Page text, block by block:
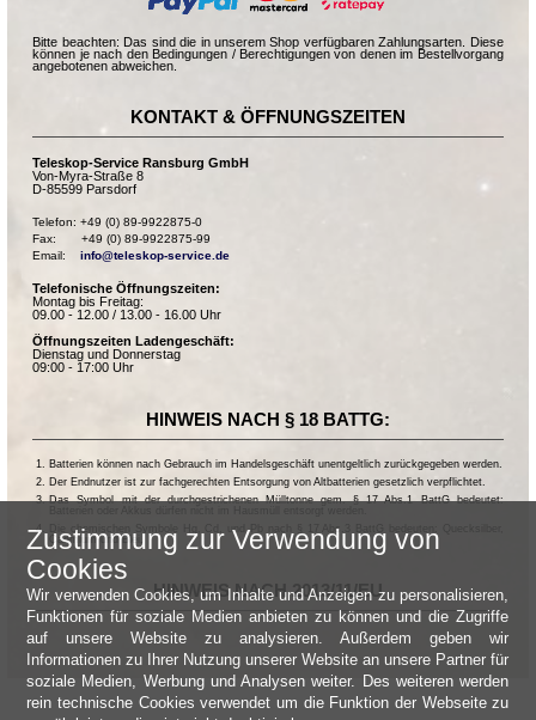
Bitte beachten: Das sind die in unserem Shop verfügbaren Zahlungsarten. Diese
können je nach den Bedingungen / Berechtigungen von denen im Bestellvorgang
angebotenen abweichen.
KONTAKT & ÖFFNUNGSZEITEN
Teleskop-Service Ransburg GmbH
Von-Myra-Straße 8
D-85599 Parsdorf
Telefon: +49 (0) 89-9922875-0
Fax:       +49 (0) 89-9922875-99
Email: info@teleskop-service.de
Telefonische Öffnungszeiten:
Montag bis Freitag:
09.00 - 12.00 / 13.00 - 16.00 Uhr
Öffnungszeiten Ladengeschäft:
Dienstag und Donnerstag
09:00 - 17:00 Uhr
HINWEIS NACH § 18 BATTG:
Batterien können nach Gebrauch im Handelsgeschäft unentgeltlich zurückgegeben werden.
Der Endnutzer ist zur fachgerechten Entsorgung von Altbatterien gesetzlich verpflichtet.
Das Symbol mit der durchgestrichenen Mülltonne gem. § 17 Abs.1 BattG bedeutet:
Die chemischen Symbole Hg, Cd, und Pb nach § 17 Abs.3 BattG bedeuten: Quecksilber,
Cadmium und Blei.
HINWEIS NACH 2013/11/EU
Zustimmung zur Verwendung von
Cookies
Wir verwenden Cookies, um Inhalte und Anzeigen zu personalisieren,
Funktionen für soziale Medien anbieten zu können und die Zugriffe
auf unsere Website zu analysieren. Außerdem geben wir
Informationen zu Ihrer Nutzung unserer Website an unsere Partner für
soziale Medien, Werbung und Analysen weiter. Des weiteren werden
rein technische Cookies verwendet um die Funktion der Webseite zu